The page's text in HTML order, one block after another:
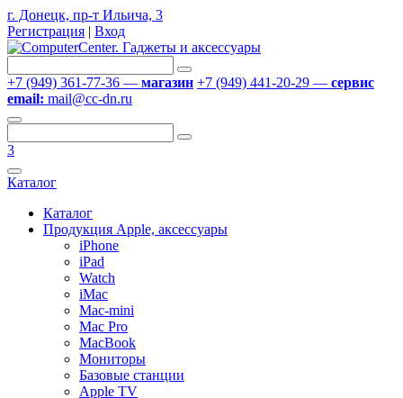
г. Донецк, пр-т Ильича, 3
Регистрация | Вход
+7 (949) 361-77-36 — магазин +7 (949) 441-20-29 — сервис
email: mail@cc-dn.ru
3
Каталог
Каталог
Продукция Apple, аксессуары
iPhone
iPad
Watch
iMac
Mac-mini
Mac Pro
MacBook
Мониторы
Базовые станции
Apple TV